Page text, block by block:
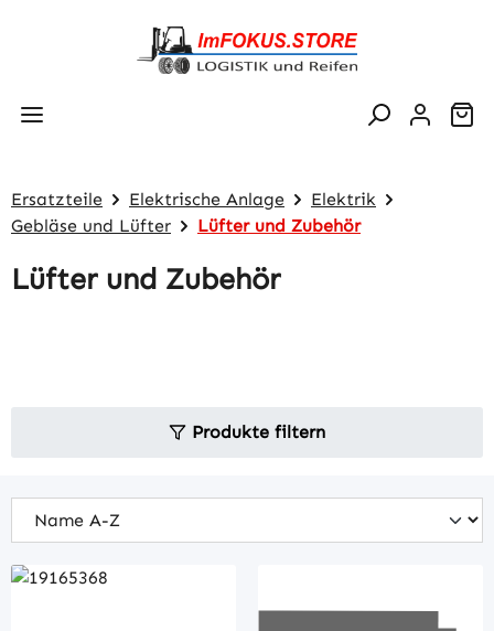
Zum Hauptinhalt springen
Ersatzteile Elektrische Anlage
Elektrik
Gebläse und Lüfter
Lüfter und Zubehör
Lüfter und Zubehör
Produkte filtern